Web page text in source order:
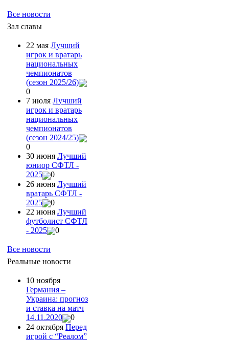
Все новости
Зал славы
22 мая Лучший
игрок и вратарь
национальных
чемпионатов
(сезон 2025/26)
0
7 июля Лучший
игрок и вратарь
национальных
чемпионатов
(сезон 2024/25)
0
30 июня Лучший
юниор СФТЛ -
2025
0
26 июня Лучший
вратарь СФТЛ -
2025
0
22 июня Лучший
футболист СФТЛ
- 2025
0
Все новости
Реальные новости
10 ноября
Германия –
Украина: прогноз
и ставка на матч
14.11.2020
0
24 октября Перед
игрой с “Реалом”